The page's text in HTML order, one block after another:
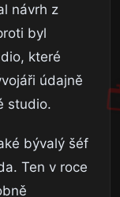
návrh z
byl
které
údajně
studio.
bývalý šéf
Ten v roce